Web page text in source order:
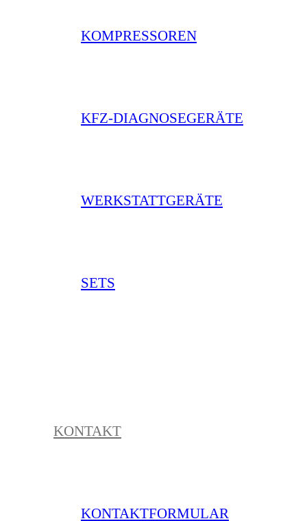
KOMPRESSOREN
KFZ-DIAGNOSEGERÄTE
WERKSTATTGERÄTE
SETS
KONTAKT
KONTAKTFORMULAR